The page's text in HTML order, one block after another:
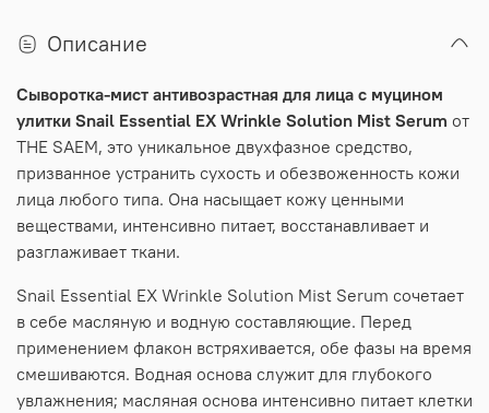
Описание
Сыворотка-мист антивозрастная для лица с муцином
улитки Snail Essential EX Wrinkle Solution Mist Serum от
THE SAEM, это уникальное двухфазное средство,
призванное устранить сухость и обезвоженность кожи
лица любого типа. Она насыщает кожу ценными
веществами, интенсивно питает, восстанавливает и
разглаживает ткани.
Snail Essential EX Wrinkle Solution Mist Serum сочетает
в себе масляную и водную составляющие. Перед
применением флакон встряхивается, обе фазы на время
смешиваются. Водная основа служит для глубокого
увлажнения; масляная основа интенсивно питает клетки